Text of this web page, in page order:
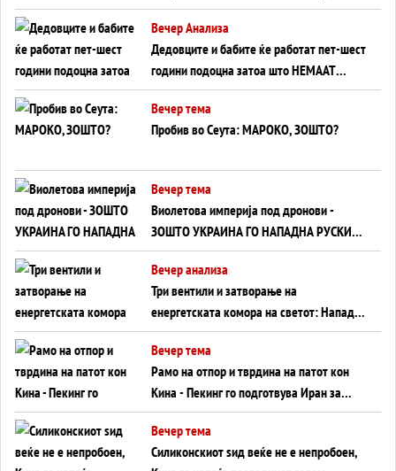
Германија до Црното Море...
Вечер Анализа
Дедовците и бабите ќе работат пет-шест
години подоцна затоа што НЕМААТ
ВНУЦИ ДА ГИ ЗАМЕНАТ
Вечер тема
Пробив во Сеута: МАРОКО, ЗОШТО?
Вечер тема
Виолетова империја под дронови -
ЗОШТО УКРАИНА ГО НАПАДНА РУСКИОТ
WILDBERRIES
Вечер анализа
Три вентили и затворање на
енергетската комора на светот: Нападот
во Суец најавува глобален енергетски
инфаркт?
Вечер тема
Рамо на отпор и тврдина на патот кон
Кина - Пекинг го подготвува Иран за
американска копнена инвазија
Вечер тема
Силиконскиот ѕид веќе не е непробоен,